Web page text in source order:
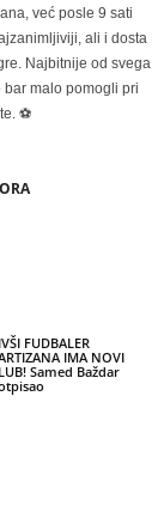
već posle 9 sati
ali i dosta
Najbitnije od svega
bar malo pomogli pri
⚽
FUDBALER
IMA NOVI
Samed Baždar